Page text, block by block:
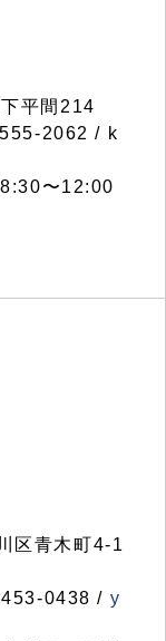
平間214
2062 / k
〜12:00
区青木町4-1
0438 / y